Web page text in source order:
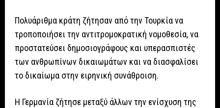
Πολυάριθμα κράτη ζήτησαν από την Τουρκία να
τροποποιήσει την αντιτρομοκρατική νομοθεσία, να
προστατεύσει δημοσιογράφους και υπερασπιστές
των ανθρωπίνων δικαιωμάτων και να διασφαλίσει
το δικαίωμα στην ειρηνική συνάθροιση.
Η Γερμανία ζήτησε μεταξύ άλλων την ενίσχυση της